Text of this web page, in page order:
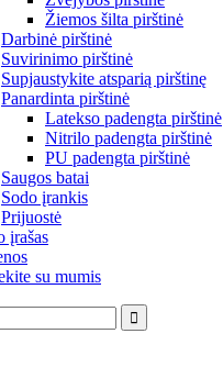
Žiemos šilta pirštinė
Darbinė pirštinė
Suvirinimo pirštinė
Supjaustykite atsparią pirštinę
Panardinta pirštinė
Latekso padengta pirštinė
Nitrilo padengta pirštinė
PU padengta pirštinė
Saugos batai
Sodo įrankis
Prijuostė
įrašas
su mumis